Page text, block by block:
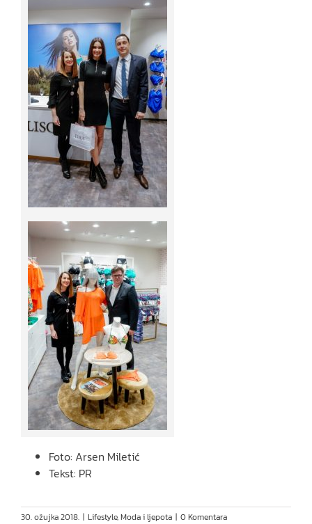
Foto: Arsen Miletić
Tekst: PR
30. ožujka 2018. | Lifestyle,Moda i ljepota | 0 Komentara